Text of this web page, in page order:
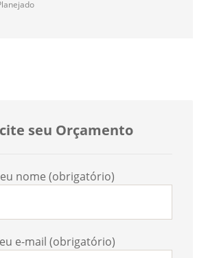
seu Orçamento
nome (obrigatório)
e-mail (obrigatório)